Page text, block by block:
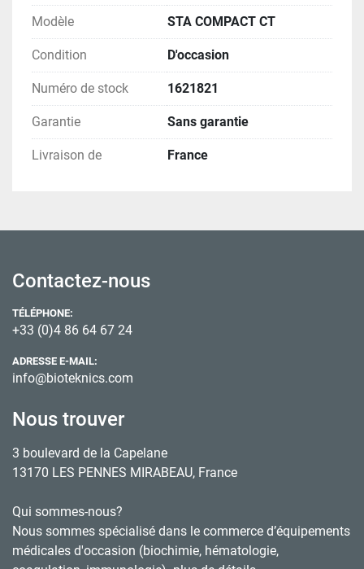
Modèle STA COMPACT CT
Condition D'occasion
Numéro de stock 1621821
Garantie Sans garantie
Livraison de France
Contactez-nous
TÉLÉPHONE:
+33 (0)4 86 64 67 24
ADRESSE E-MAIL:
info@bioteknics.com
Nous trouver
3 boulevard de la Capelane
13170 LES PENNES MIRABEAU, France
Qui sommes-nous?
Nous sommes spécialisé dans le commerce d’équipements
médicales d'occasion (biochimie, hématologie,